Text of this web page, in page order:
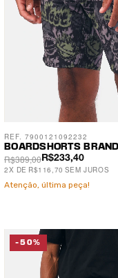
BOARDSHORTS
R$233,40
R$389,00
2X DE R$116,70 SEM JUROS
REF. 7900121092232
Atenção, última peça!
-50%